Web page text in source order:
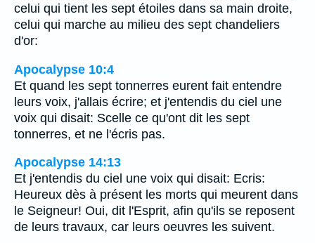
celui qui tient les sept étoiles dans sa main droite,
celui qui marche au milieu des sept chandeliers
d'or:
Apocalypse 10:4
Et quand les sept tonnerres eurent fait entendre
leurs voix, j'allais écrire; et j'entendis du ciel une
voix qui disait: Scelle ce qu'ont dit les sept
tonnerres, et ne l'écris pas.
Apocalypse 14:13
Et j'entendis du ciel une voix qui disait: Ecris:
Heureux dès à présent les morts qui meurent dans
le Seigneur! Oui, dit l'Esprit, afin qu'ils se reposent
de leurs travaux, car leurs oeuvres les suivent.